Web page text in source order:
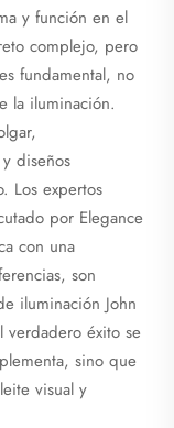
y función en el
complejo, pero
fundamental, no
la iluminación.
diseños
Los expertos
por Elegance
con una
son
iluminación John
verdadero éxito se
sino que
visual y